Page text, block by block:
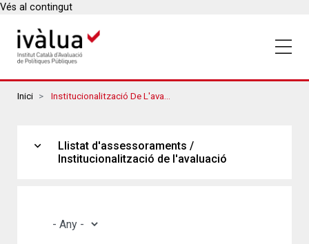
Vés al contingut
Breadcrumbs
Inici Institucionalització De L'avaluació
expand_more
Llistat d'assessoraments /
Institucionalització de l'avaluació